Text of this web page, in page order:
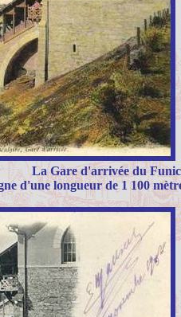
La Gare d'arrivée du
d'une longueur de 1 100